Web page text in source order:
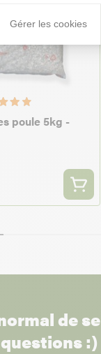
Gérer les cookies
poule 5kg -
de
questions :)